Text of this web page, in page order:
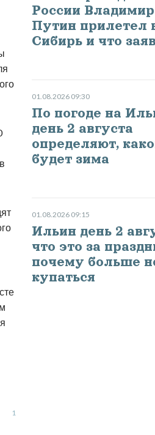
1
России Владимир
Путин прилетел
Сибирь и что
01.08.2026 09:30
По погоде на
день 2 августа
определяют,
будет зима
01.08.2026 09:15
Ильин день 2
что это за
почему больше
купаться